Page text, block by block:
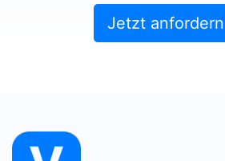
Jetzt anfordern